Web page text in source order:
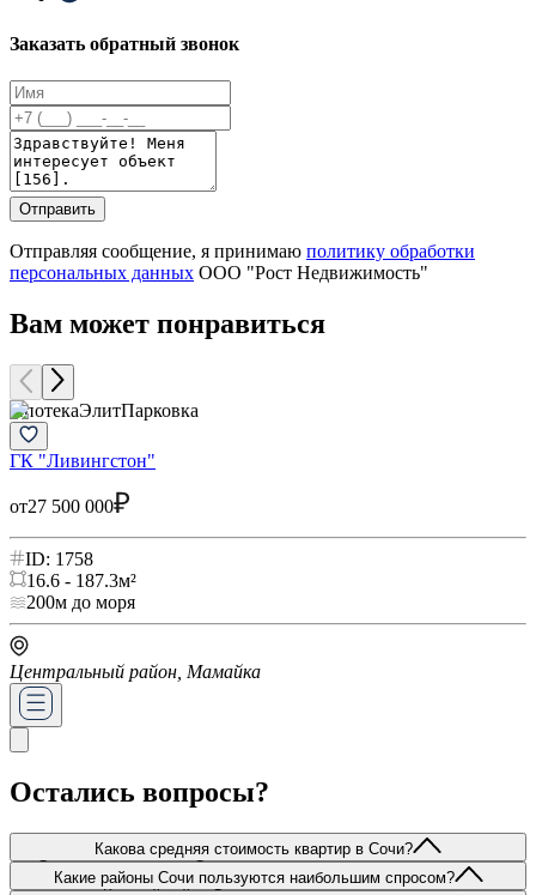
Заказать обратный звонок
Отправить
Отправляя сообщение, я принимаю политику обработки
персональных данных ООО "Рост Недвижимость"
Вам может понравиться
ИпотекаЭлитПарковка
ГК "Ливингстон"
от27 500 000
ID: 1758
16.6 - 187.3м²
200м до моря
Центральный район, Мамайка
Остались вопросы?
Какова средняя стоимость квартир в Сочи?
Стоимость квартир в Сочи варьируется в широком диапазоне и
зависит от расположения объекта, его площади, состояния, типа
Какие районы Сочи пользуются наибольшим спросом?